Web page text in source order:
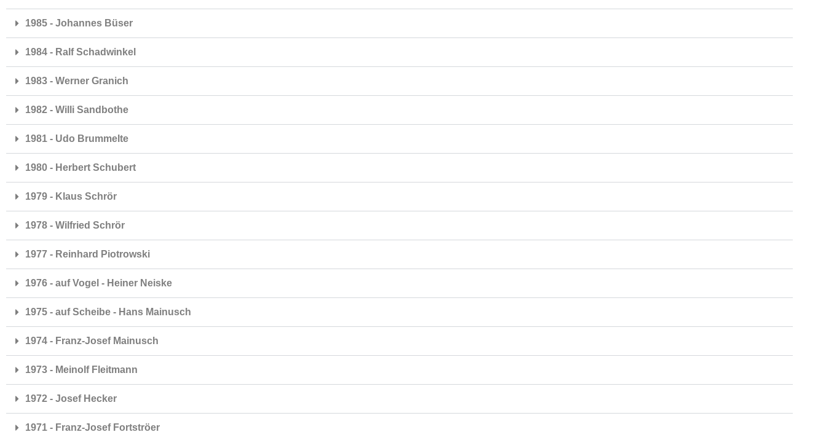
1985 - Johannes Büser
1984 - Ralf Schadwinkel
1983 - Werner Granich
1982 - Willi Sandbothe
1981 - Udo Brummelte
1980 - Herbert Schubert
1979 - Klaus Schrör
1978 - Wilfried Schrör
1977 - Reinhard Piotrowski
1976 - auf Vogel - Heiner Neiske
1975 - auf Scheibe - Hans Mainusch
1974 - Franz-Josef Mainusch
1973 - Meinolf Fleitmann
1972 - Josef Hecker
1971 - Franz-Josef Fortströer